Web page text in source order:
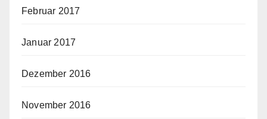
Februar 2017
Januar 2017
Dezember 2016
November 2016